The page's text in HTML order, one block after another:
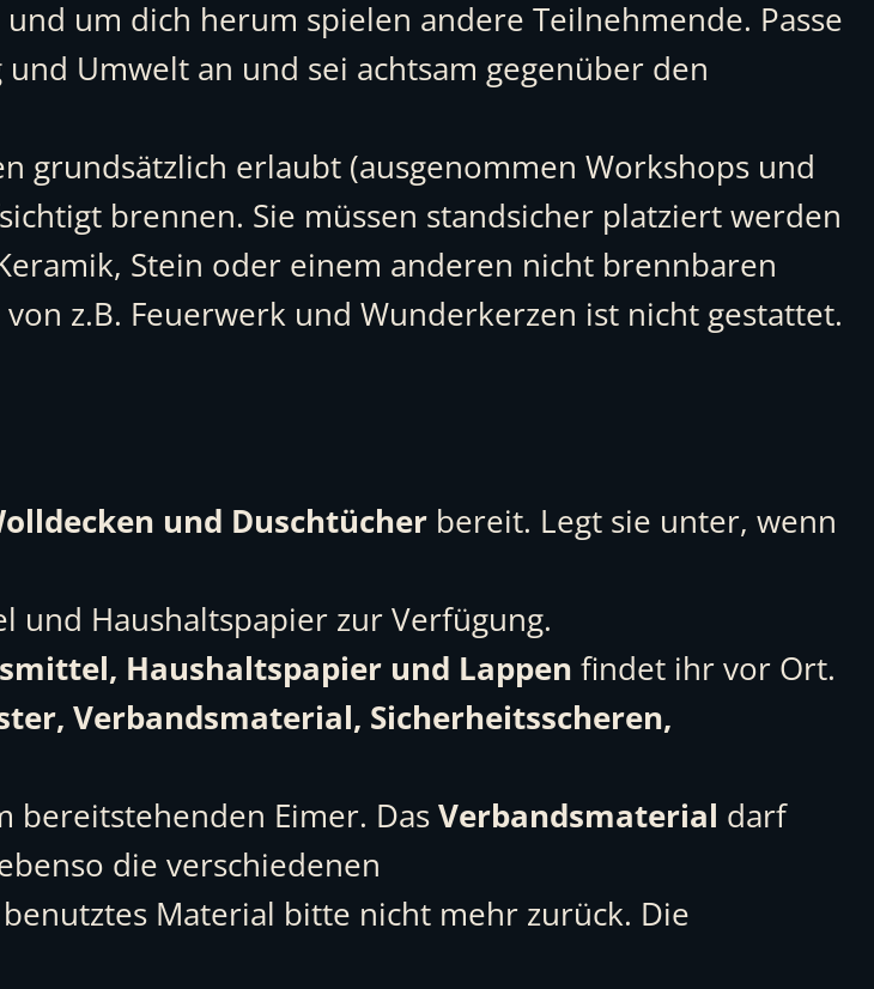
um dich herum spielen andere Teilnehmende. Passe
Umwelt an und sei achtsam gegenüber den
grundsätzlich erlaubt (ausgenommen Workshops und
brennen. Sie müssen standsicher platziert werden
Stein oder einem anderen nicht brennbaren
z.B. Feuerwerk und Wunderkerzen ist nicht gestattet.
und Duschtücher bereit. Legt sie unter, wenn
und Haushaltspapier zur Verfügung.
Haushaltspapier und Lappen findet ihr vor Ort.
Verbandsmaterial, Sicherheitsscheren,
bereitstehenden Eimer. DasVerbandsmaterial darf
die verschiedenen
benutztes Material bitte nicht mehr zurück. Die